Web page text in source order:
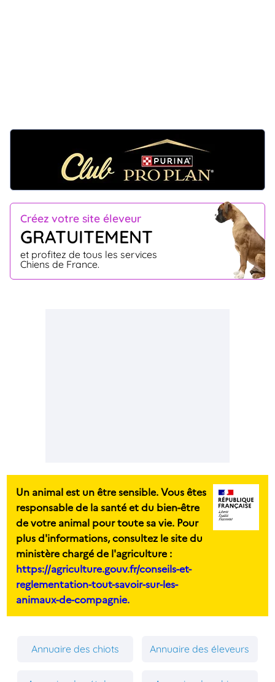
Créez votre site éleveur
GRATUITEMENT
et profitez de tous les services
Chiens de France.
Un animal est un être sensible. Vous êtes
responsable de la santé et du bien-être
de votre animal pour toute sa vie. Pour
plus d'informations, consultez le site du
ministère chargé de l'agriculture :
https://agriculture.gouv.fr/conseils-et-
reglementation-tout-savoir-sur-les-
animaux-de-compagnie.
Annuaire des chiots Annuaire des éleveurs